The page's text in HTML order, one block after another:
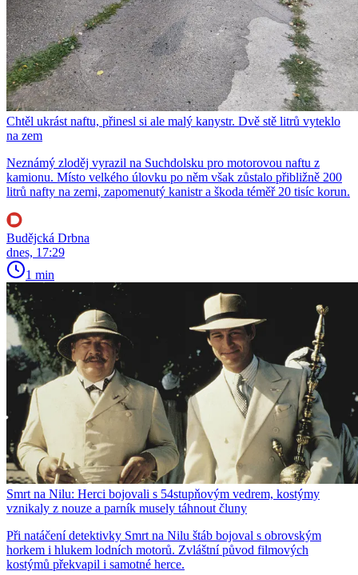
Chtěl ukrást naftu, přinesl si ale malý kanystr. Dvě stě litrů vyteklo
na zem
Neznámý zloděj vyrazil na Suchdolsku pro motorovou naftu z
kamionu. Místo velkého úlovku po něm však zůstalo přibližně 200
litrů nafty na zemi, zapomenutý kanistr a škoda téměř 20 tisíc korun.
Budějcká Drbna
dnes, 17:29
1 min
Smrt na Nilu: Herci bojovali s 54stupňovým vedrem, kostýmy
vznikaly z nouze a parník musely táhnout čluny
Při natáčení detektivky Smrt na Nilu štáb bojoval s obrovským
horkem i hlukem lodních motorů. Zvláštní původ filmových
kostýmů překvapil i samotné herce.